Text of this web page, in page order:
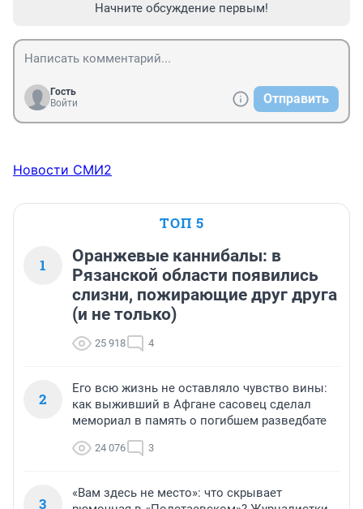
Начните обсуждение первым!
Гость
Войти
Отправить
Новости СМИ2
ТОП 5
1
Оранжевые каннибалы: в
Рязанской области появились
слизни, пожирающие друг друга
(и не только)
25 918 4
2
Его всю жизнь не оставляло чувство вины:
как выживший в Афгане сасовец сделал
мемориал в память о погибшем разведбате
24 076 3
3
«Вам здесь не место»: что скрывает